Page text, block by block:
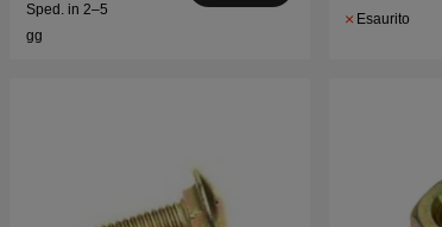
Sped. in 2–5
gg
Esaurito